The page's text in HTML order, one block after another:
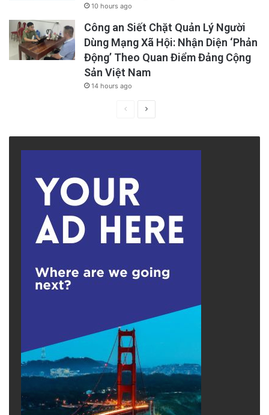
10 hours ago
Công an Siết Chặt Quản Lý Người
Dùng Mạng Xã Hội: Nhận Diện ‘Phản
Động’ Theo Quan Điểm Đảng Cộng
Sản Việt Nam
14 hours ago
PreviousNext